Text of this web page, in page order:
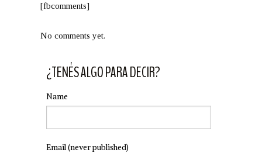
[fbcomments]
No comments yet.
¿TENÉS ALGO PARA DECIR?
Name
Email(never published)